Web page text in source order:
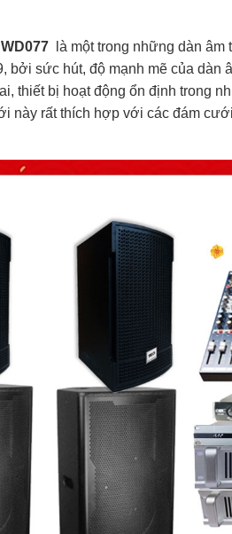
là một trong những dàn âm
bởi sức hút, độ mạnh mẽ của dàn
thiết bị hoạt động ổn định trong
này rất thích hợp với các đám